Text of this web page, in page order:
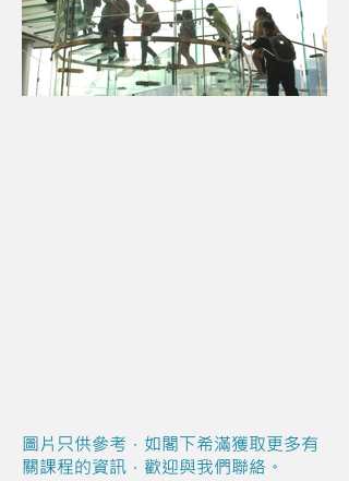
圖片只供參考，如閣下希滿獲取更多有
關課程的資訊，歡迎與我們聯絡。